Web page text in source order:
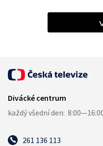
261 136 113